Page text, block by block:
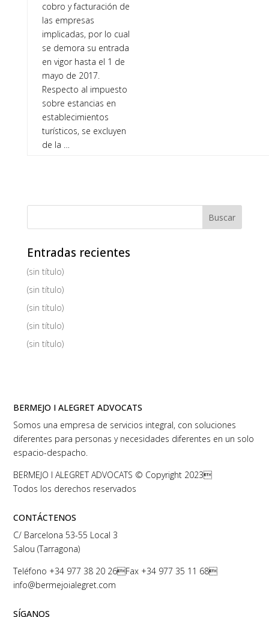
cobro y facturación de
las empresas
implicadas, por lo cual
se demora su entrada
en vigor hasta el 1 de
mayo de 2017.
Respecto al impuesto
sobre estancias en
establecimientos
turísticos, se excluyen
de la …
Entradas recientes
(sin título)
(sin título)
(sin título)
(sin título)
(sin título)
BERMEJO I ALEGRET ADVOCATS
Somos una empresa de servicios integral, con soluciones
diferentes para personas y necesidades diferentes en un solo
espacio-despacho.
BERMEJO I ALEGRET ADVOCATS © Copyright 2023
Todos los derechos reservados
CONTÁCTENOS
C/ Barcelona 53-55 Local 3
Salou (Tarragona)
Teléfono +34 977 38 20 26Fax +34 977 35 11 68
info@bermejoialegret.com
SÍGANOS